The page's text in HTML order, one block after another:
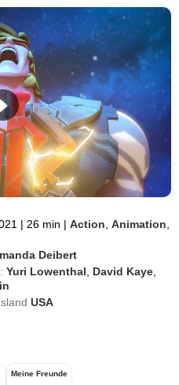
| 26 min | Action ,Animation
Deibert
Yuri Lowenthal David Kaye
USA
Meine Freunde